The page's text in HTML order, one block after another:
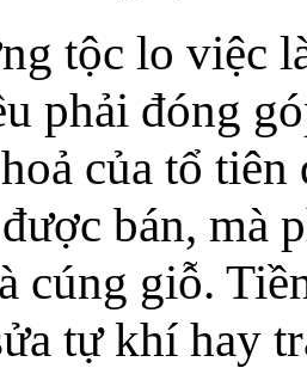
tộc lo việc
phải đóng
của tổ
bán, mà
cúng giỗ.
tự khí hay